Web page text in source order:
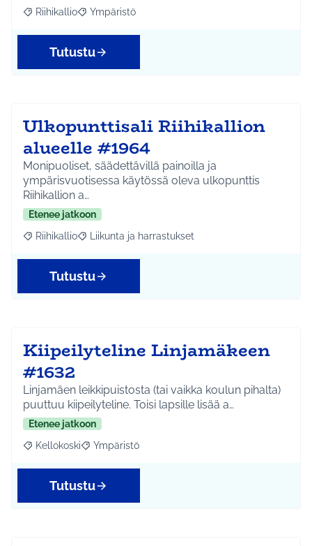
Rajaa tulokset aihepiirin mukaan: Riihikallio
Riihikallio Rajaa tulokset teeman mukaan: Ympäristö
Ympäristö
Tutustu
Ulkopunttisali Riihikallion
alueelle #1964
Monipuoliset, säädettävillä painoilla ja
ympärisvuotisessa käytössä oleva ulkopunttis
Riihikallion a…
Etenee jatkoon
Rajaa tulokset aihepiirin mukaan: Riihikallio
Riihikallio Rajaa tulokset teeman mukaan: Liikunta ja
Liikunta ja harrastukset
Tutustu
Kiipeilyteline Linjamäkeen
#1632
Linjamäen leikkipuistosta (tai vaikka koulun pihalta)
puuttuu kiipeilyteline. Toisi lapsille lisää a…
Etenee jatkoon
Rajaa tulokset aihepiirin mukaan: Kellokoski
Kellokoski Rajaa tulokset teeman mukaan: Ympäristö
Ympäristö
Tutustu